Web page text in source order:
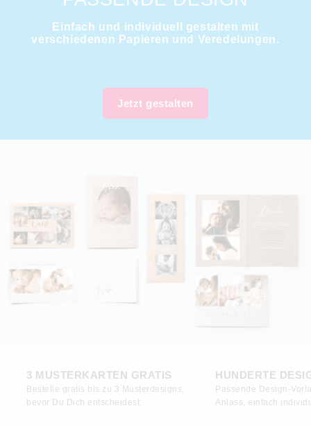
Einfach und individuell gestalten mit
verschiedenen Papieren und Veredelungen.
Jetzt gestalten
3 MUSTERKARTEN GRATIS
Bestelle gratis bis zu 3 Musterdesigns,
bevor Du Dich entscheidest.
HUNDERTE
Passende Design-
Anlass, einfach